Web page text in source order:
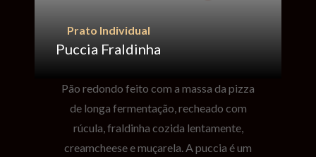
Prato Individual
Puccia Fraldinha
Pão redondo feito com a massa da pizza
de longa fermentação, recheado com
rúcula, fraldinha cozida lentamente,
creamcheese e muçarela. A puccia é um